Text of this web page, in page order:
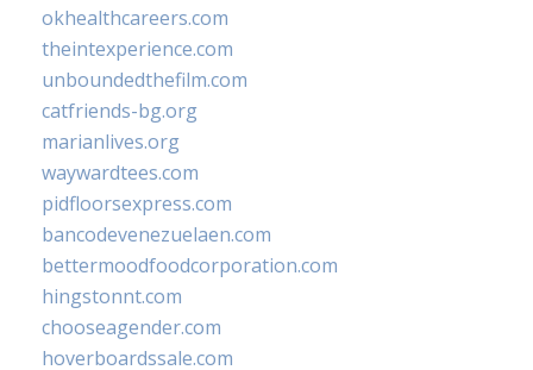
okhealthcareers.com
theintexperience.com
unboundedthefilm.com
catfriends-bg.org
marianlives.org
waywardtees.com
pidfloorsexpress.com
bancodevenezuelaen.com
bettermoodfoodcorporation.com
hingstonnt.com
chooseagender.com
hoverboardssale.com